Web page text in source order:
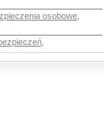
osobowe